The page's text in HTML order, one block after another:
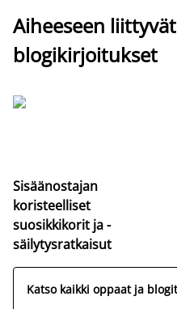
Aiheeseen
blogikirjoitukset
Sisäänostajan
koristeelliset
suosikkikorit ja -
säilytysratkaisut
Katso kaikki oppaat ja blogit